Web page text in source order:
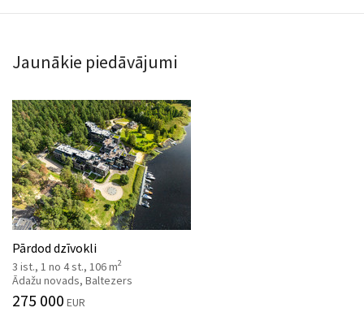
Jaunākie piedāvājumi
Pārdod dzīvokli
3 ist., 1 no 4 st., 106 m2
Ādažu novads, Baltezers
275 000 EUR